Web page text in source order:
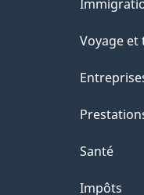
e
l
a
p
a
Voyage
Santé
Impôts